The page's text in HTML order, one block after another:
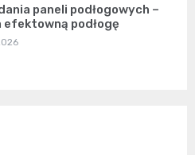
paneli podłogowych –
efektowną podłogę